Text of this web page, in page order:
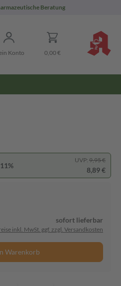
Beratung
Konto 0,00 €
UVP: 9,95 €
8,89 €
sofort lieferbar
inkl. MwSt. ggf. zzgl. Versandkosten
Warenkorb